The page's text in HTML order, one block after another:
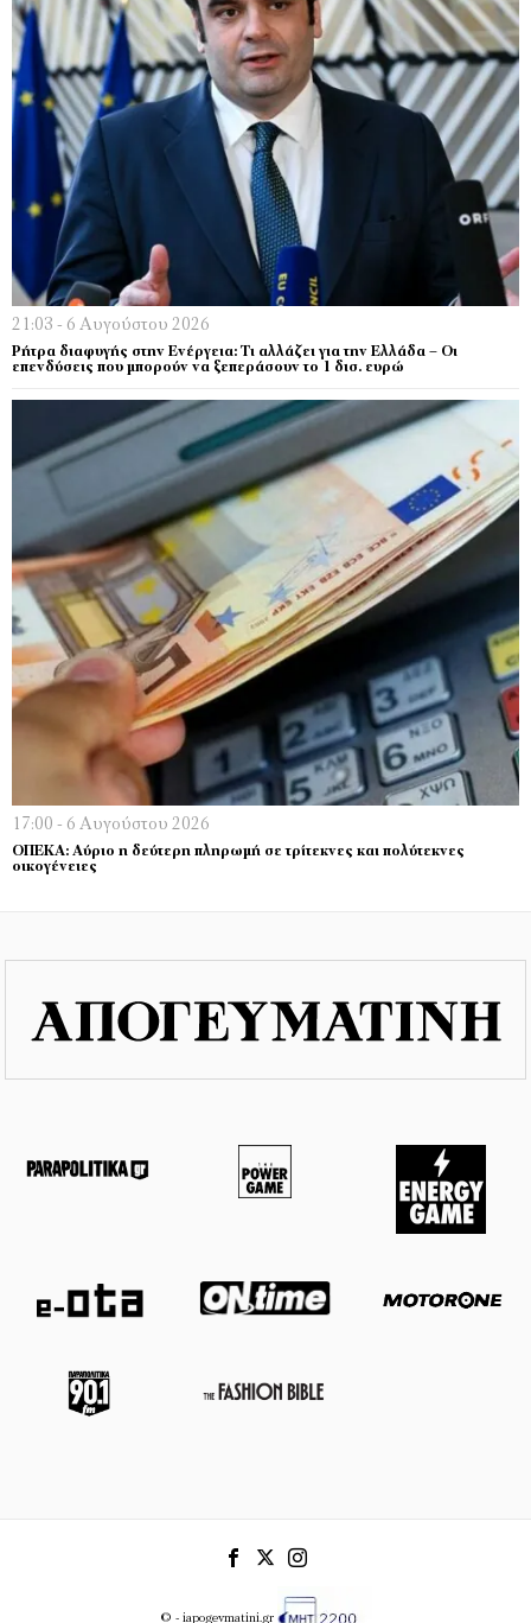
21:03 - 6 Αυγούστου 2026
Ρήτρα διαφυγής στην Ενέργεια: Τι αλλάζει για την Ελλάδα – Οι
επενδύσεις που μπορούν να ξεπεράσουν το 1 δισ. ευρώ
17:00 - 6 Αυγούστου 2026
ΟΠΕΚΑ: Αύριο η δεύτερη πληρωμή σε τρίτεκνες και πολύτεκνες
οικογένειες
© - iapogevmatini.gr